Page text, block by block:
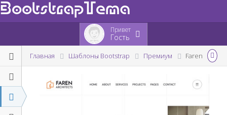
BootstrapTema
Привет
Гость
Главная Шаблоны Bootstrap Премиум Faren